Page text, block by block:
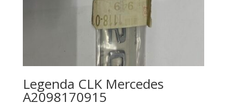
Legenda CLK Mercedes
A2098170915